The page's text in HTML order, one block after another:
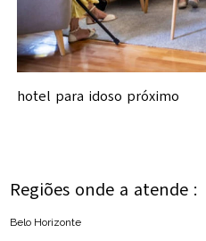
hotel para idoso próximo
Regiões onde a atende :
Belo Horizonte